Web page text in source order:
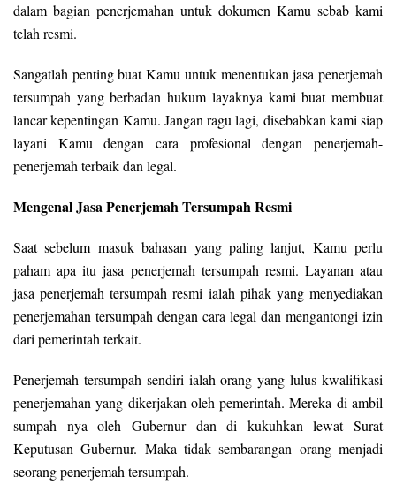
dalam bagian penerjemahan untuk dokumen Kamu sebab kami
telah resmi.
Sangatlah penting buat Kamu untuk menentukan jasa penerjemah
tersumpah yang berbadan hukum layaknya kami buat membuat
lancar kepentingan Kamu. Jangan ragu lagi, disebabkan kami siap
layani Kamu dengan cara profesional dengan penerjemah-
penerjemah terbaik dan legal.
Mengenal Jasa Penerjemah Tersumpah Resmi
Saat sebelum masuk bahasan yang paling lanjut, Kamu perlu
paham apa itu jasa penerjemah tersumpah resmi. Layanan atau
jasa penerjemah tersumpah resmi ialah pihak yang menyediakan
penerjemahan tersumpah dengan cara legal dan mengantongi izin
dari pemerintah terkait.
Penerjemah tersumpah sendiri ialah orang yang lulus kwalifikasi
penerjemahan yang dikerjakan oleh pemerintah. Mereka di ambil
sumpah nya oleh Gubernur dan di kukuhkan lewat Surat
Keputusan Gubernur. Maka tidak sembarangan orang menjadi
seorang penerjemah tersumpah.